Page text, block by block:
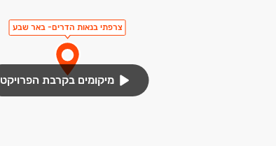
צרפתי בנאות הדרים- באר שבע
מיקומים בקרבת הפרויקט